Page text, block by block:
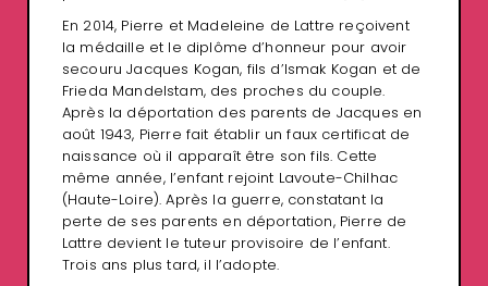
En 2014, Pierre et Madeleine de Lattre reçoivent
la médaille et le diplôme d’honneur pour avoir
secouru Jacques Kogan, fils d’Ismak Kogan et de
Frieda Mandelstam, des proches du couple.
Après la déportation des parents de Jacques en
août 1943, Pierre fait établir un faux certificat de
naissance où il apparaît être son fils. Cette
même année, l’enfant rejoint Lavoute-Chilhac
(Haute-Loire). Après la guerre, constatant la
perte de ses parents en déportation, Pierre de
Lattre devient le tuteur provisoire de l’enfant.
Trois ans plus tard, il l’adopte.